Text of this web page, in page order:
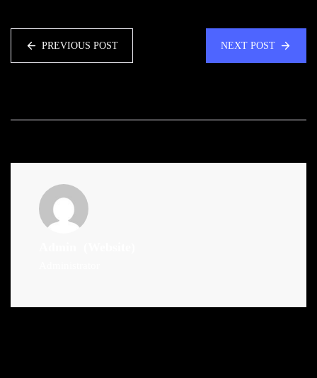
PREVIOUS POST NEXT POST